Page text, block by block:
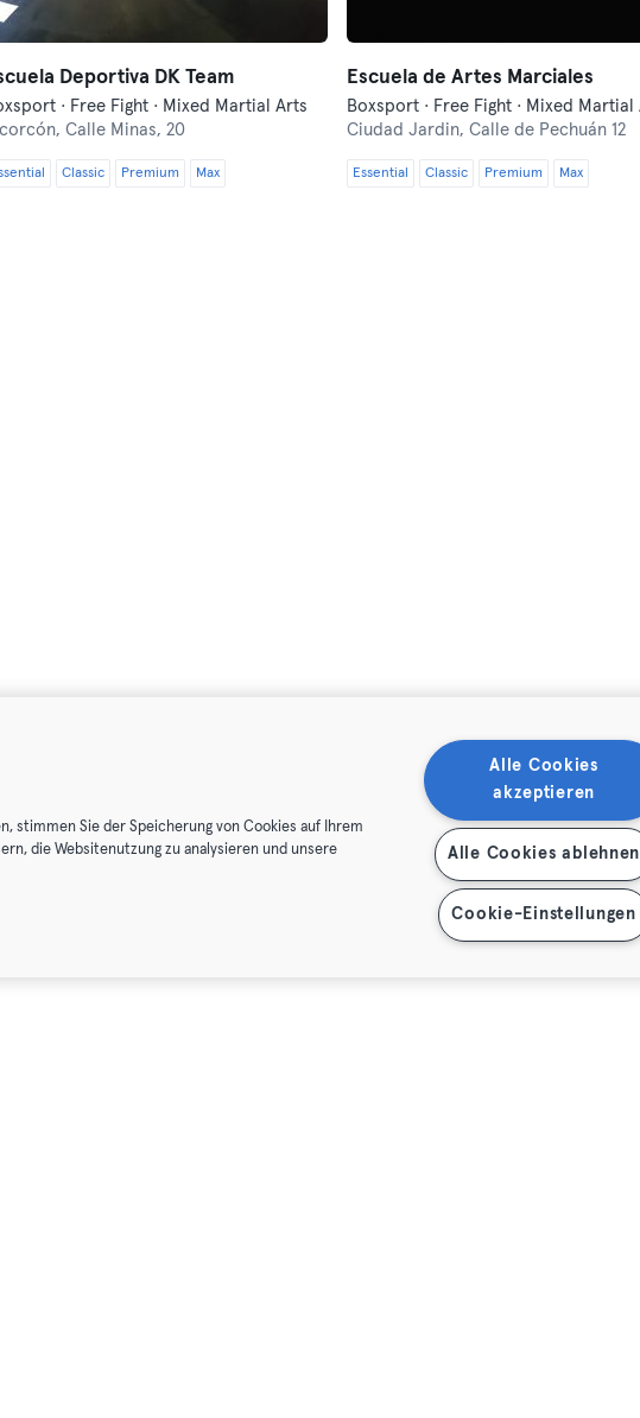
Deportiva DK Team
· Free Fight · Mixed Martial Arts
Calle Minas, 20
Classic Premium Max
Escuela de Artes Marciales
Ciudad Jardin, Calle de Pechuán 12
Essential Classic Premium Max
stimmen Sie der Speicherung von Cookies auf Ihrem
die Websitenutzung zu analysieren und unsere
Alle Cookies
akzeptieren
Alle Cookies ablehnen
Cookie-Einstellungen